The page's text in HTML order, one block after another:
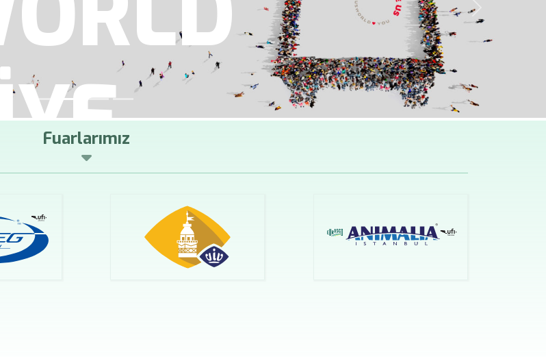
İSTANBUL
Gıda İşleme
Uluslararası İhtisas
Next
Fuarlarımız